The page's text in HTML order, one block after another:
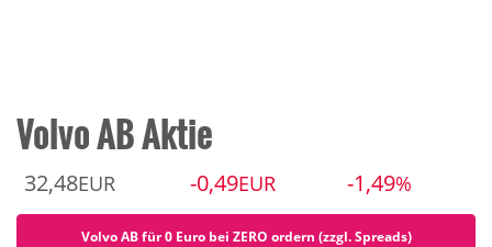
Volvo AB Aktie
32,48EUR -0,49EUR -1,49%
Volvo AB für 0 Euro bei ZERO ordern (zzgl. Spreads)